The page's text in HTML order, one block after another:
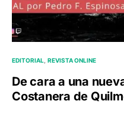
EDITORIAL REVISTA ONLINE
De cara a una
Costanera de